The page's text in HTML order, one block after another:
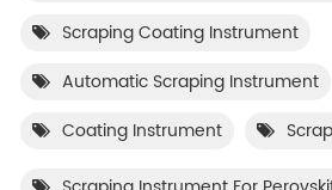
Scraping Coating Instrument
Automatic Scraping Instrument
Coating Instrument